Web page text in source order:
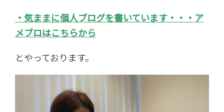
・ 気ままに個人ブログを書いています・・・ア
メブロはこちらから
とやっております。